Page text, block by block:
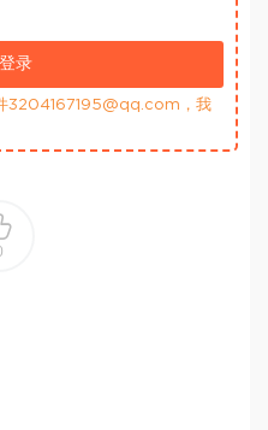
录
3204167195@qq.com，我